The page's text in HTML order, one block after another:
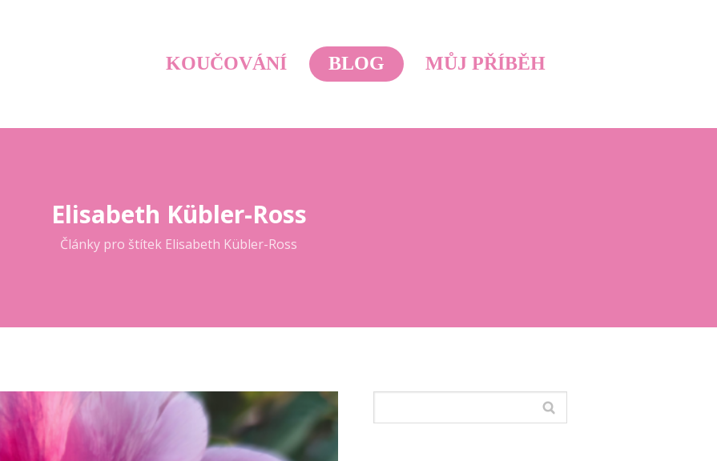
KOUČOVÁNÍ BLOG MŮJ PŘÍBĚH
Elisabeth Kübler-Ross
Články pro štítek Elisabeth Kübler-Ross